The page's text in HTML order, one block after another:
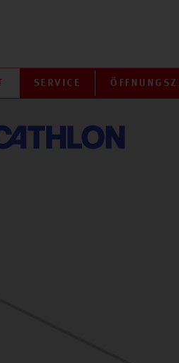
SERVICE